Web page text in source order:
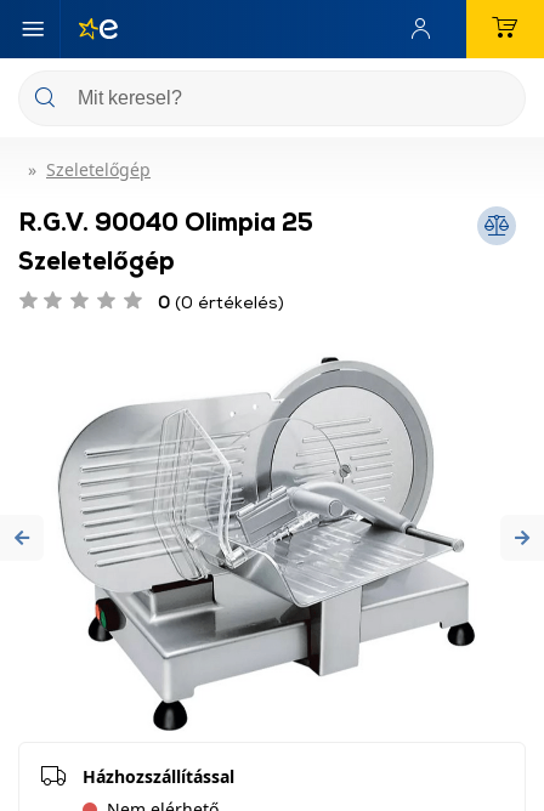
Szeletelőgép
R.G.V. 90040 Olimpia 25
Szeletelőgép
0 (0 értékelés)
Previous
Házhozszállítással